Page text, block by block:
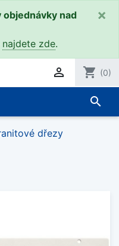
objednávky nad
najdete zde.
×
 shopping_cart (0)
search
dřezy